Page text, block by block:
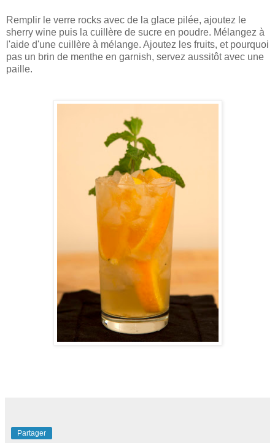
Remplir le verre rocks avec de la glace pilée, ajoutez le
sherry wine puis la cuillère de sucre en poudre. Mélangez à
l'aide d'une cuillère à mélange. Ajoutez les fruits, et pourquoi
pas un brin de menthe en garnish, servez aussitôt avec une
paille.
Partager